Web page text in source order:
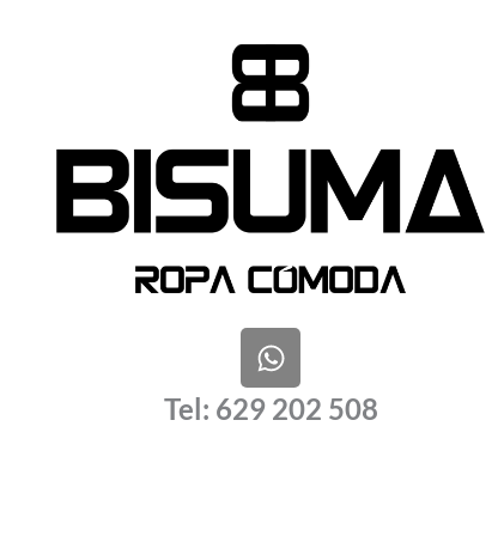
W
h
a
t
Tel: 629 202 508